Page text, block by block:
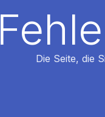
Die Seite, die